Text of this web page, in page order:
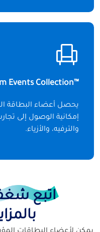
™Premium Events Collection
يحصل أعضاء البطاقة
إمكانية الوصول إلى
والترفيه، والأزياء.
اتبع
يمكن لأعضاء البطاقات